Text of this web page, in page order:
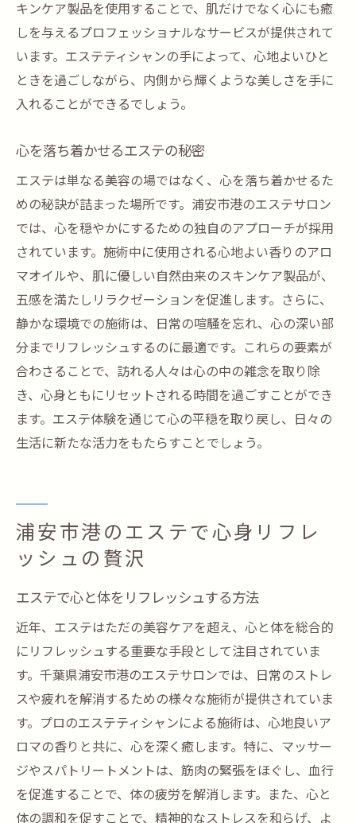
キンケア製品を使用することで、肌だけでなく心にも癒
しを与えるプロフェッショナルなサービスが提供されて
います。エステティシャンの手によって、心地よいひと
ときを過ごしながら、内側から輝くような美しさを手に
入れることができるでしょう。
心を落ち着かせるエステの秘密
エステは単なる美容の場ではなく、心を落ち着かせるた
めの秘訣が詰まった場所です。浦安市港のエステサロン
では、心を穏やかにするための独自のアプローチが採用
されています。施術中に使用される心地よい香りのアロ
マオイルや、肌に優しい自然由来のスキンケア製品が、
五感を満たしリラクゼーションを促進します。さらに、
静かな環境での施術は、日常の喧騒を忘れ、心の深い部
分までリフレッシュするのに最適です。これらの要素が
合わさることで、訪れる人々は心の中の雑念を取り除
き、心身ともにリセットされる時間を過ごすことができ
ます。エステ体験を通じて心の平穏を取り戻し、日々の
生活に新たな活力をもたらすことでしょう。
浦安市港のエステで心身リフレ
ッシュの贅沢
エステで心と体をリフレッシュする方法
近年、エステはただの美容ケアを超え、心と体を総合的
にリフレッシュする重要な手段として注目されていま
す。千葉県浦安市港のエステサロンでは、日常のストレ
スや疲れを解消するための様々な施術が提供されていま
す。プロのエステティシャンによる施術は、心地良いア
ロマの香りと共に、心を深く癒します。特に、マッサー
ジやスパトリートメントは、筋肉の緊張をほぐし、血行
を促進することで、体の疲労を解消します。また、心と
体の調和を促すことで、精神的なストレスを和らげ、よ